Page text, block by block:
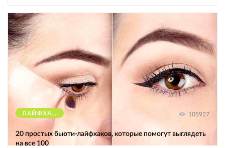
ЛАЙФХАКИ 105927
20 простых бьюти-лайфхаков, которые помогут выглядеть
на все 100